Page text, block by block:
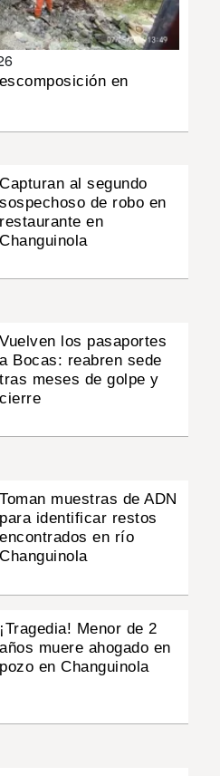
en
Capturan al segundo
sospechoso de robo en
restaurante en
Changuinola
Vuelven los pasaportes
a Bocas: reabren sede
tras meses de golpe y
cierre
Toman muestras de ADN
para identificar restos
encontrados en río
Changuinola
¡Tragedia! Menor de 2
años muere ahogado en
pozo en Changuinola